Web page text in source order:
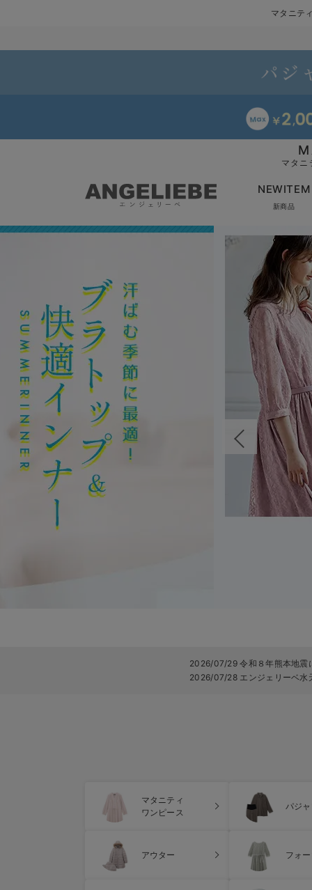
マタニテ
マタニ
NEWITEM
新商品
2026/07/29 令和８年熊本地震
2026/07/28 エンジェリーベ水
マタニティ
ワンピース
パジ
アウター フォ